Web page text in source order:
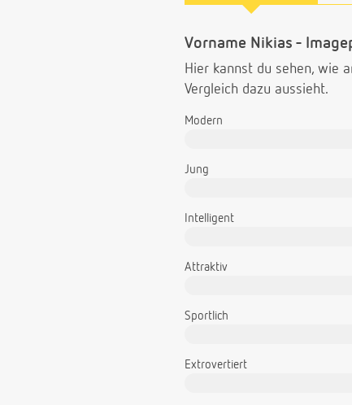
Vorname Nikias -
Hier kannst du sehen, wie
Vergleich dazu aussieht.
Modern
Jung
Intelligent
Attraktiv
Sportlich
Extrovertiert